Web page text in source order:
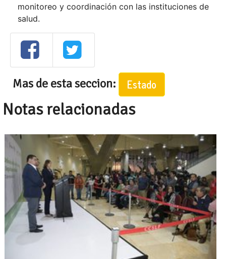
monitoreo y coordinación con las instituciones de
salud.
Mas de esta seccion: Estado
Notas relacionadas